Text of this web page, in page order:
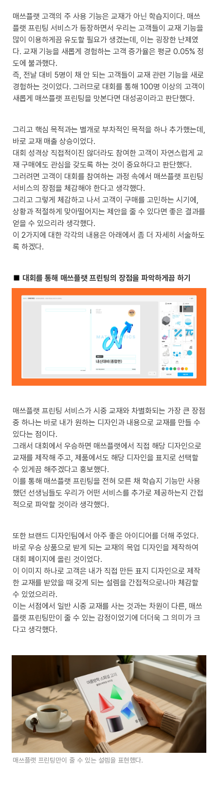
매쓰플랫 고객의 주 사용 기능은 교재가 아닌 학습지이다. 매쓰
플랫 프린팅 서비스가 등장하면서 우리는 고객들이 교재 기능을
많이 이용하게끔 유도할 필요가 생겼는데, 이는 굉장한 난제였
다. 교재 기능을 새롭게 경험하는 고객 증가율은 평균 0.05% 정
도에 불과했다.
즉, 전날 대비 5명이 채 안 되는 고객들이 교재 관련 기능을 새로
경험하는 것이었다. 그러므로 대회를 통해 100명 이상의 고객이
새롭게 매쓰플랫 프린팅을 맛본다면 대성공이라고 판단했다.
그리고 핵심 목적과는 별개로 부차적인 목적을 하나 추가했는데,
바로 교재 매출 상승이었다.
대회 성격상 직접적이진 않더라도 참여한 고객이 자연스럽게 교
재 구매에도 관심을 갖도록 하는 것이 중요하다고 판단했다.
그러려면 고객이 대회를 참여하는 과정 속에서 매쓰플랫 프린팅
서비스의 장점을 체감해야 한다고 생각했다.
그리고 그렇게 체감하고 나서 고객이 구매를 고민하는 시기에,
상황과 적절하게 맞아떨어지는 제안을 줄 수 있다면 좋은 결과를
얻을 수 있으리라 생각했다.
이 2가지에 대한 각각의 내용은 아래에서 좀 더 자세히 서술하도
록 하겠다.
대회를 통해 매쓰플랫 프린팅의 장점을 파악하게끔 하기
매쓰플랫 프린팅 서비스가 시중 교재와 차별화되는 가장 큰 장점
중 하나는 바로 내가 원하는 디자인과 내용으로 교재를 만들 수
있다는 점이다.
그래서 대회에서 우승하면 매쓰플랫에서 직접 해당 디자인으로
교재를 제작해 주고, 제품에서도 해당 디자인을 표지로 선택할
수 있게끔 해주겠다고 홍보했다.
이를 통해 매쓰플랫 프린팅을 전혀 모른 채 학습지 기능만 사용
했던 선생님들도 우리가 어떤 서비스를 추가로 제공하는지 간접
적으로 파악할 것이라 생각했다.
또한 브랜드 디자인팀에서 아주 좋은 아이디어를 더해 주었다.
바로 우승 상품으로 받게 되는 교재의 목업 디자인을 제작하여
대회 페이지에 올린 것이었다.
이 이미지 하나로 고객은 내가 직접 만든 표지 디자인으로 제작
한 교재를 받았을 때 갖게 되는 설렘을 간접적으로나마 체감할
수 있었으리라.
이는 서점에서 일반 시중 교재를 사는 것과는 차원이 다른, 매쓰
플랫 프린팅만이 줄 수 있는 감정이었기에 더더욱 그 의미가 크
다고 생각했다.
매쓰플랫 프린팅만이 줄 수 있는 설렘을 표현했다.